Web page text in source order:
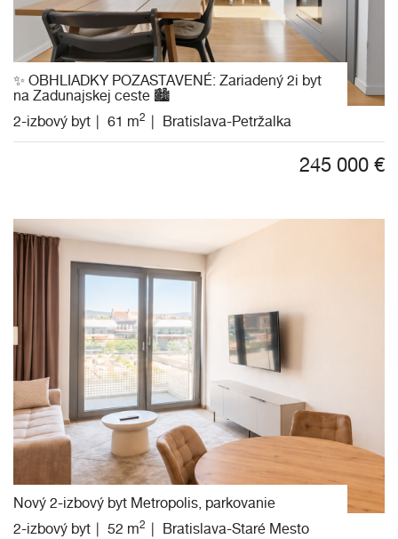
✨ OBHLIADKY POZASTAVENÉ: Zariadený 2i byt
na Zadunajskej ceste 🏙️
2-izbový byt
61 m2 Bratislava-Petržalka
245 000 €
Nový 2-izbový byt Metropolis, parkovanie
2-izbový byt
52 m2 Bratislava-Staré Mesto